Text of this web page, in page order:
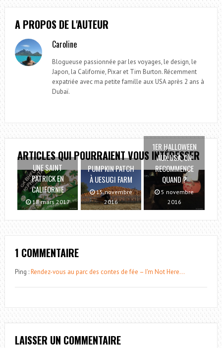
A PROPOS DE L'AUTEUR
Caroline
Blogueuse passionnée par les voyages, le design, le
Japon, la Californie, Pixar et Tim Burton. Récemment
expatriée avec ma petite famille aux USA après 2 ans à
Dubaï.
ARTICLES QUI POURRAIENT VOUS INTÉRESSER
UNE SAINT
PATRICK EN
CALIFORNIE
18 mars 2017
PUMPKIN PATCH
À UESUGI FARM
15 novembre
2016
1ER HALLOWEEN
AUX USA, ON
RECOMMENCE
QUAND ?
5 novembre
2016
1 COMMENTAIRE
Ping :Rendez-vous au parc des contes de fée – I'm Not Here…
LAISSER UN COMMENTAIRE